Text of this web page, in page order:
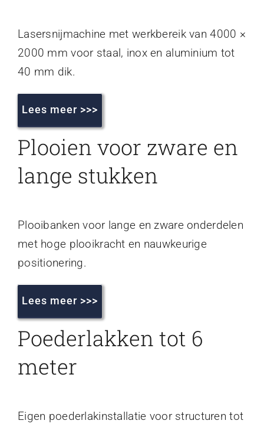
Lasersnijmachine met werkbereik van 4000 ×
2000 mm voor staal, inox en aluminium tot
40 mm dik.
Lees meer >>>
Plooien voor zware en
lange stukken
Plooibanken voor lange en zware onderdelen
met hoge plooikracht en nauwkeurige
positionering.
Lees meer >>>
Poederlakken tot 6
meter
Eigen poederlakinstallatie voor structuren tot